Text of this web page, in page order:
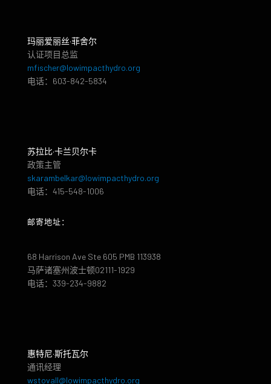
玛丽爱丽丝·菲舍尔
认证项目总监
mfischer@lowimpacthydro.org
电话：603-842-5834
苏拉比·卡兰贝尔卡
政策主管
skarambelkar@lowimpacthydro.org
电话：415-548-1006
邮寄地址：
68 Harrison Ave Ste 605 PMB 113938
马萨诸塞州波士顿02111-1929
电话：339-234-9882
惠特尼·斯托瓦尔
通讯经理
wstovall@lowimpacthydro.org